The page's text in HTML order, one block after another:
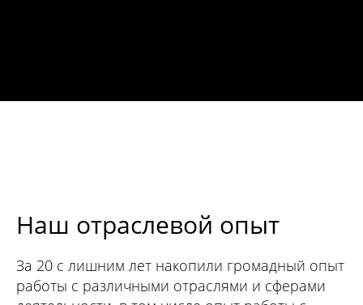
Наш отраслевой опыт
За 20 с лишним лет накопили громадный опыт
работы с различными отраслями и сферами